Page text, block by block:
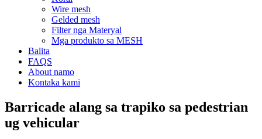
Wire mesh
Gelded mesh
Filter nga Materyal
Mga produkto sa MESH
Balita
FAQS
About namo
Kontaka kami
Barricade alang sa trapiko sa pedestrian
ug vehicular